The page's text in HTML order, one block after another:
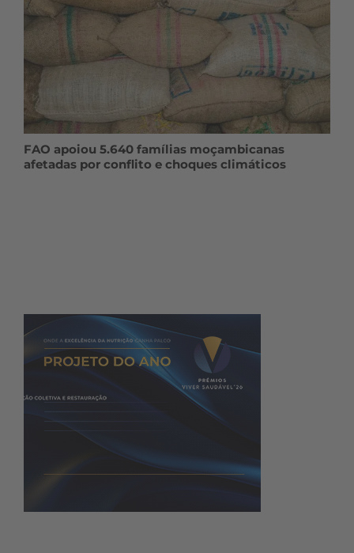
FAO apoiou 5.640 famílias moçambicanas
afetadas por conflito e choques climáticos